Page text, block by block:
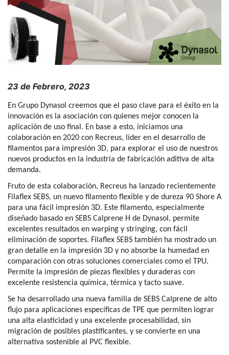
23 de Febrero, 2023
En Grupo Dynasol creemos que el paso clave para el éxito en la
innovación es la asociación con quienes mejor conocen la
aplicación de uso final. En base a esto, iniciamos una
colaboración en 2020 con Recreus, líder en el desarrollo de
filamentos para impresión 3D, para explorar el uso de nuestros
nuevos productos en la industria de fabricación aditiva de alta
demanda.
Fruto de esta colaboración, Recreus ha lanzado recientemente
Filaflex SEBS, un nuevo filamento flexible y de dureza 90 Shore A
para una fácil impresión 3D. Este filamento, especialmente
diseñado basado en SEBS Calprene H de Dynasol, permite
excelentes resultados en warping y stringing, con fácil
eliminación de soportes. Filaflex SEBS también ha mostrado un
gran detalle en la impresión 3D y no absorbe la humedad en
comparación con otras soluciones comerciales como el TPU.
Permite la impresión de piezas flexibles y duraderas con
excelente resistencia química, térmica y tacto suave.
Se ha desarrollado una nueva familia de SEBS Calprene de alto
flujo para aplicaciones específicas de TPE que permiten lograr
una alta elasticidad y una excelente procesabilidad, sin
migración de posibles plastificantes, y se convierte en una
alternativa sostenible al PVC flexible.